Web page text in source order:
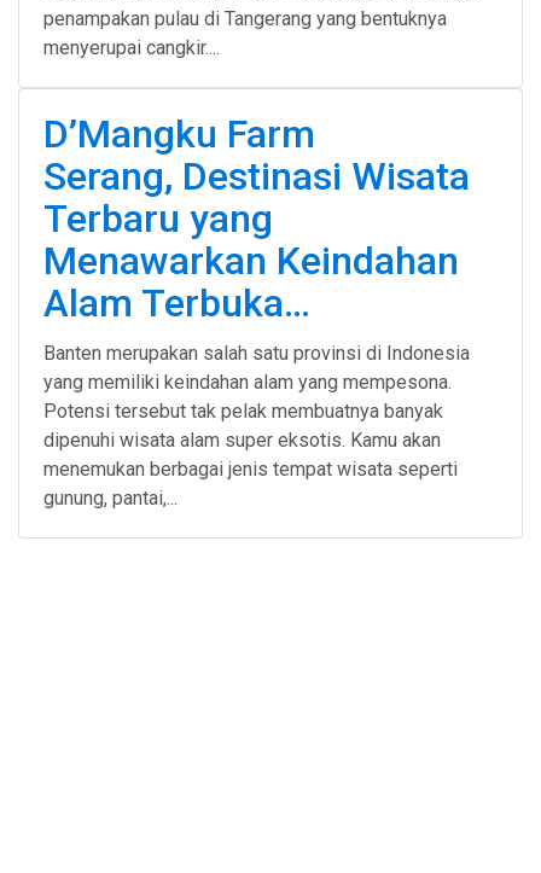
penampakan pulau di Tangerang yang bentuknya
menyerupai cangkir....
D’Mangku Farm
Serang, Destinasi Wisata
Terbaru yang
Menawarkan Keindahan
Alam Terbuka…
Banten merupakan salah satu provinsi di Indonesia
yang memiliki keindahan alam yang mempesona.
Potensi tersebut tak pelak membuatnya banyak
dipenuhi wisata alam super eksotis. Kamu akan
menemukan berbagai jenis tempat wisata seperti
gunung, pantai,...